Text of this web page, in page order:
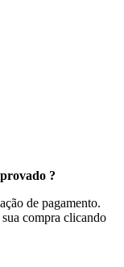
?
de pagamento.
compra clicando